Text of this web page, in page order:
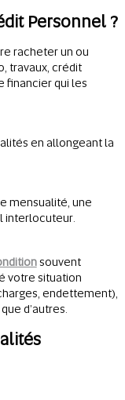
Personnel ?
racheter un ou
travaux, crédit
financier qui les
en allongeant la
mensualité, une
interlocuteur.
souvent
votre situation
endettement),
d’autres.